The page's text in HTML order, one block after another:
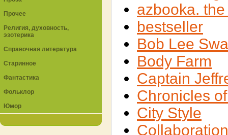
azbooka.
bestseller
Bob Lee
Body Farm
Captain
Chronicles
City Style
Прочее
Религия, духовность,
эзотерика
Справочная литература
Старинное
Фантастика
Фольклор
Юмор